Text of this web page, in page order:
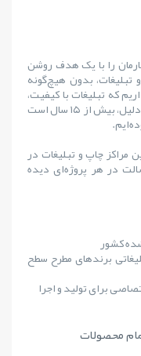
چاپ و تبلیغات مهرگان از سال ۱۳۸۷ کارمان را با یک هدف روشن
تبلیغات، بدون هیچ‌گونه
که تبلیغات با کیفیت،
شایستهٔ کسب‌وکارهای موفق است؛ به همین دلیل، بیش از ۱۵ سال است
مراکز چاپ و تبلیغات در
در هر پروژه‌ای دیده
کشور
برندهای مطرح سطح
برای تولید و اجرا
محصولات